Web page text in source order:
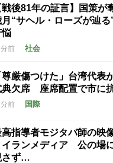
戦後81年の証言】国策が
月“サヘル・ローズが辿
悩
前 社会
尊厳傷つけた」台湾代表
典欠席 座席配置で市に
前 国際
指導者モジタバ師の映
イランメディア 公の場
さず…